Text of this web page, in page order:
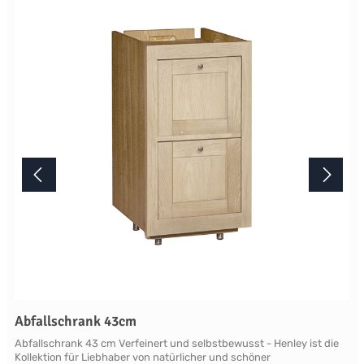
Produktes nicht authentisch wiedergegeben wird. Ihre Fragen zu
diesem Artikel beantworten wir Ihnen gerne telefonisch unter +49
2381 97372-0,per E-Mail an shop@landlord-living.de oder nach
Terminabsprache persönlich in unserem Showroom.
Abfallschrank 43cm
Abfallschrank 43 cm Verfeinert und selbstbewusst - Henley ist die
Kollektion für Liebhaber von natürlicher und schöner